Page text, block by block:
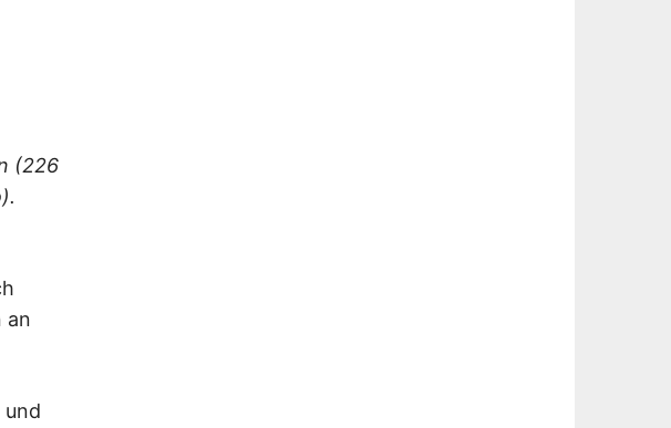
(226
an
und